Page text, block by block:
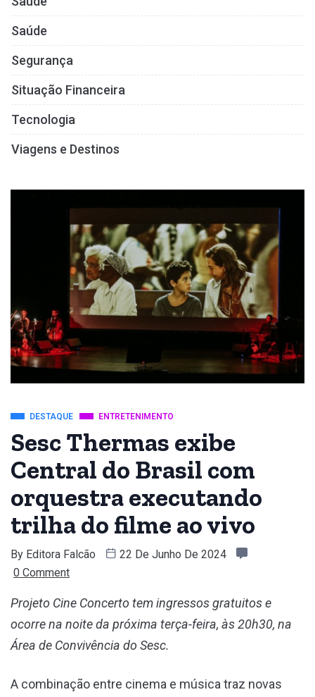
Saúde
Segurança
Situação Financeira
Tecnologia
Viagens e Destinos
DESTAQUE ENTRETENIMENTO
Sesc Thermas exibe
Central do Brasil com
orquestra executando
trilha do filme ao vivo
By Editora Falcão
22 De Junho De 2024
0 Comment
Projeto Cine Concerto tem ingressos gratuitos e
ocorre na noite da próxima terça-feira, às 20h30, na
Área de Convivência do Sesc.
A combinação entre cinema e música traz novas